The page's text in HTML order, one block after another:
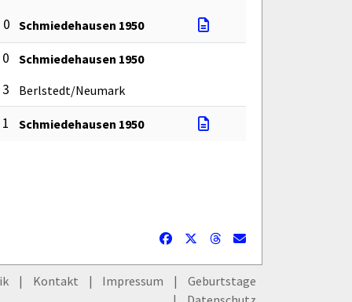
0 Schmiedehausen 1950
Schmiedehausen 1950
Berlstedt/Neumark
Schmiedehausen 1950
Kontakt Impressum
Geburtstage